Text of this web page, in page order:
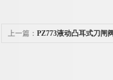
上一篇： PZ773液动凸耳式刀闸